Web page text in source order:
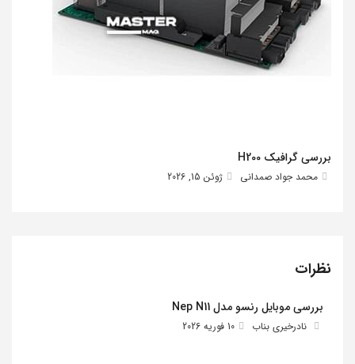
بررسی گرافیک H200
محمد جواد صمدانی ژوئن 15, 2026
نظرات
بررسی موبایل رنسو مدل Nep N11
نادرخیری بناب 10 فوریه 2026